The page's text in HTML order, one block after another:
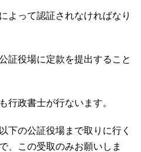
よって認証されなければなり
証役場に定款を提出すること
行政書士が行ないます。
下の公証役場まで取りに行く
、この受取のみお願いしま